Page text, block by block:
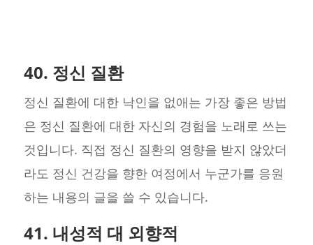
40. 정신 질환
정신 질환에 대한 낙인을 없애는 가장 좋은 방법
은 정신 질환에 대한 자신의 경험을 노래로 쓰는
것입니다. 직접 정신 질환의 영향을 받지 않았더
라도 정신 건강을 향한 여정에서 누군가를 응원
하는 내용의 글을 쓸 수 있습니다.
41. 내성적 대 외향적